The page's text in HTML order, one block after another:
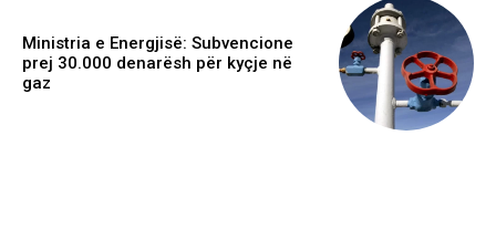
Ministria e Energjisë: Subvencione
prej 30.000 denarësh për kyçje në
gaz